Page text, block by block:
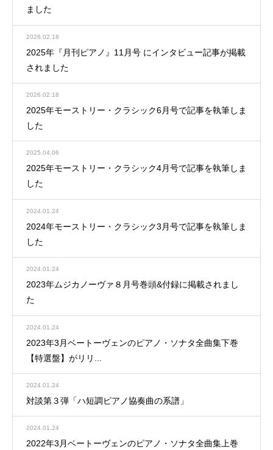
ました
2026.02.18
2025年『月刊ピアノ』11月号 にインタビュー記事が掲載
されました
2026.02.18
2025年モーストリー・クラシック6月号で記事を執筆しま
した
2025.04.06
2025年モーストリー・クラシック4月号で記事を執筆しま
した
2024.01.24
2024年モーストリー・クラシック3月号で記事を執筆しま
した
2024.01.24
2023年ムジカノーヴァ８月号巻頭&付録に掲載されまし
た
2024.01.24
2023年3月ベートーヴェンのピアノ・ソナタ全曲集下巻
【特選盤】がリリ...
2024.01.24
対談第３弾「ハ短調ピアノ協奏曲の系譜」
2024.01.24
2022年3月ベートーヴェンのピアノ・ソナタ全曲集上巻